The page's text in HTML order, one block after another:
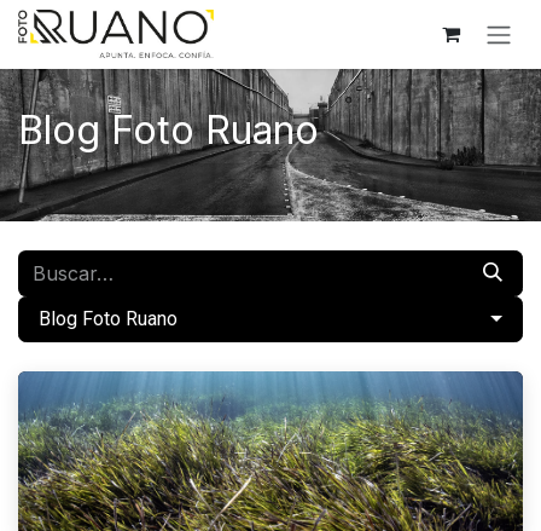
Ir al contenido
Blog Foto Ruano
​Blog Foto Ruano